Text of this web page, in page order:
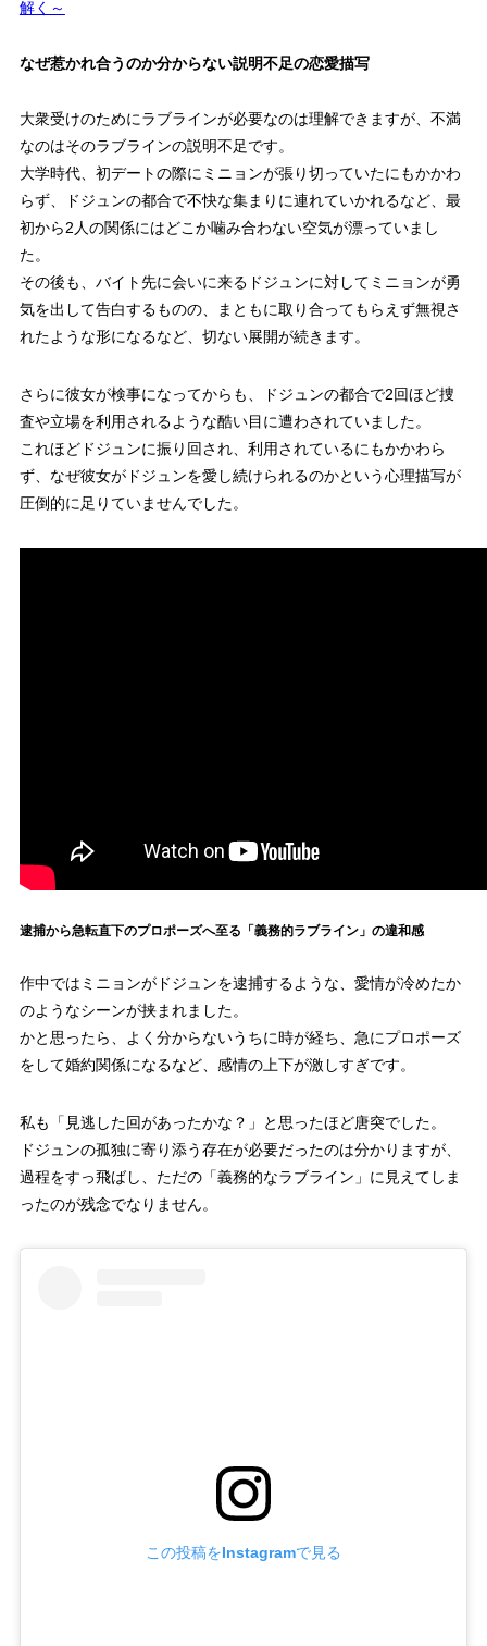
解く～
なぜ惹かれ合うのか分からない説明不足の恋愛描写
大衆受けのためにラブラインが必要なのは理解できますが、不満
なのはそのラブラインの説明不足です。
大学時代、初デートの際にミニョンが張り切っていたにもかかわ
らず、ドジュンの都合で不快な集まりに連れていかれるなど、最
初から2人の関係にはどこか噛み合わない空気が漂っていまし
た。
その後も、バイト先に会いに来るドジュンに対してミニョンが勇
気を出して告白するものの、まともに取り合ってもらえず無視さ
れたような形になるなど、切ない展開が続きます。
さらに彼女が検事になってからも、ドジュンの都合で2回ほど捜
査や立場を利用されるような酷い目に遭わされていました。
これほどドジュンに振り回され、利用されているにもかかわら
ず、なぜ彼女がドジュンを愛し続けられるのかという心理描写が
圧倒的に足りていませんでした。
逮捕から急転直下のプロポーズへ至る「義務的ラブライン」の違和感
作中ではミニョンがドジュンを逮捕するような、愛情が冷めたか
のようなシーンが挟まれました。
かと思ったら、よく分からないうちに時が経ち、急にプロポーズ
をして婚約関係になるなど、感情の上下が激しすぎです。
私も「見逃した回があったかな？」と思ったほど唐突でした。
ドジュンの孤独に寄り添う存在が必要だったのは分かりますが、
過程をすっ飛ばし、ただの「義務的なラブライン」に見えてしま
ったのが残念でなりません。
この投稿をInstagramで見る